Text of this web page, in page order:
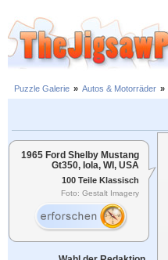
Puzzle Galerie » Autos & Motorräder »
1965 Ford Shelby Mustang
Gt350, Iola, WI, USA
100 Teile Klassisch
Foto: Gestalt Imagery